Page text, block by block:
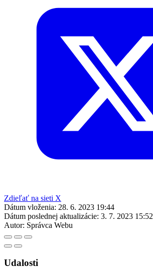
Zdieľať na sieti X
Dátum vloženia: 28. 6. 2023 19:44
Dátum poslednej aktualizácie: 3. 7. 2023 15:52
Autor: Správca Webu
Udalosti